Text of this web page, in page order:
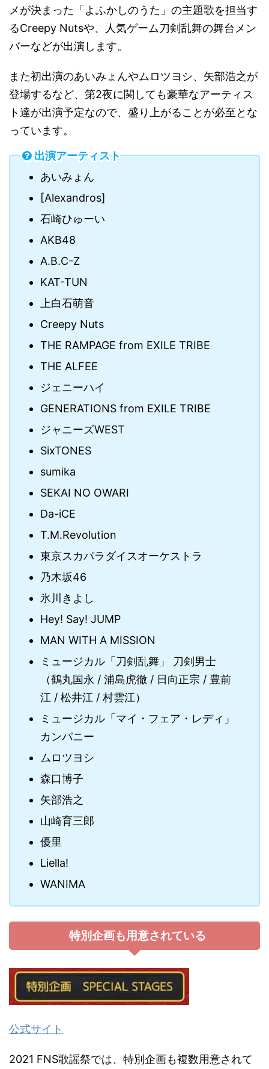
メが決まった「よふかしのうた」の主題歌を担当す
るCreepy Nutsや、人気ゲーム刀剣乱舞の舞台メン
バーなどが出演します。
また初出演のあいみょんやムロツヨシ、矢部浩之が
登場するなど、第2夜に関しても豪華なアーティス
ト達が出演予定なので、盛り上がることが必至とな
っています。
出演アーティスト
あいみょん
[Alexandros]
石崎ひゅーい
AKB48
A.B.C-Z
KAT-TUN
上白石萌音
Creepy Nuts
THE RAMPAGE from EXILE TRIBE
THE ALFEE
ジェニーハイ
GENERATIONS from EXILE TRIBE
ジャニーズWEST
SixTONES
sumika
SEKAI NO OWARI
Da-iCE
T.M.Revolution
東京スカパラダイスオーケストラ
乃木坂46
氷川きよし
Hey! Say! JUMP
MAN WITH A MISSION
ミュージカル「刀剣乱舞」 刀剣男士
（鶴丸国永 / 浦島虎徹 / 日向正宗 / 豊前
江 / 松井江 / 村雲江）
ミュージカル「マイ・フェア・レディ」
カンパニー
ムロツヨシ
森口博子
矢部浩之
山崎育三郎
優里
Liella!
WANIMA
特別企画も用意されている
公式サイト
2021 FNS歌謡祭では、特別企画も複数用意されて